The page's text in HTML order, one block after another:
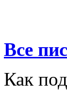
Все
Как